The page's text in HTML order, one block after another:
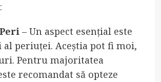
– Un aspect esențial este
periuței. Aceștia pot fi moi,
Pentru majoritatea
recomandat să opteze